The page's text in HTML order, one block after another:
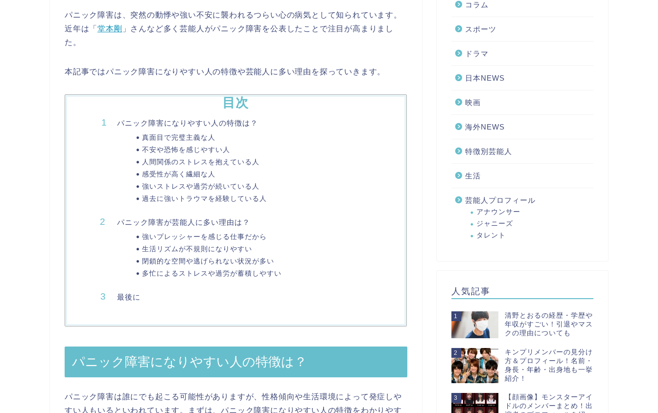
パニック障害は、突然の動悸や強い不安に襲われるつらい心の病気として知られています。
近年は「堂本剛 」さんなど多く芸能人がパニック障害を公表したことで注目が高まりまし
た。
本記事ではパニック障害になりやすい人の特徴や芸能人に多い理由を探っていきます。
目次
パニック障害になりやすい人の特徴は？
真面目で完璧主義な人
不安や恐怖を感じやすい人
人間関係のストレスを抱えている人
感受性が高く繊細な人
強いストレスや過労が続いている人
過去に強いトラウマを経験している人
パニック障害が芸能人に多い理由は？
強いプレッシャーを感じる仕事だから
生活リズムが不規則になりやすい
閉鎖的な空間や逃げられない状況が多い
多忙によるストレスや過労が蓄積しやすい
最後に
パニック障害になりやすい人の特徴は？
パニック障害は誰にでも起こる可能性がありますが、性格傾向や生活環境によって発症しや
すい人もいるといわれています。まずは、パニック障害になりやすい人の特徴をわかりやす
コラム
スポーツ
ドラマ
日本NEWS
映画
海外NEWS
特徴別芸能人
生活
芸能人プロフィール
アナウンサー
ジャニーズ
タレント
人気記事
1
清野とおるの経歴・学歴や
年収がすごい！引退やマス
クの理由についても
2
キンプリメンバーの見分け
方＆プロフィール！名前・
身長・年齢・出身地も一挙
紹介！
3
【顔画像】モンスターアイ
ドルのメンバーまとめ！出